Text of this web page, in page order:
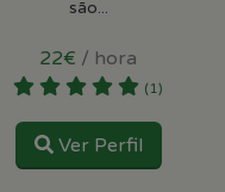
são...
22€ / hora
(1)
Ver Perfil